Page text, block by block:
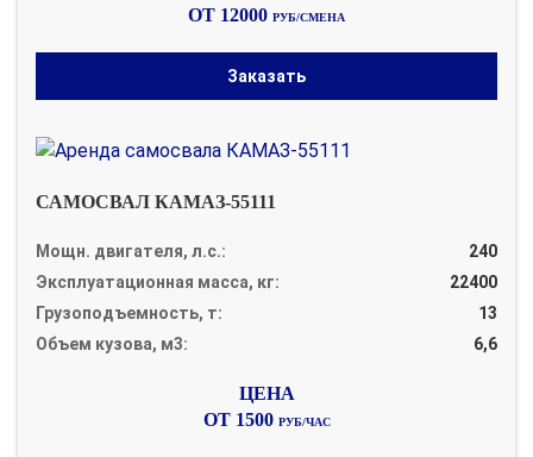
ОТ 12000 РУБ/СМЕНА
Заказать
САМОСВАЛ КАМАЗ-55111
Мощн. двигателя, л.с.:
240
Эксплуатационная масса, кг:
22400
Грузоподъемность, т:
13
Объем кузова, м3:
6,6
ОТ 1500 РУБ/ЧАС